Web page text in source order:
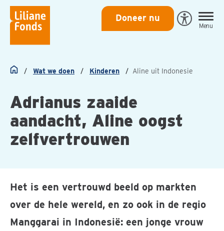
Liliane
Fonds
Doneer nu
Open
Menu
Home
Wat we doen Kinderen Aline uit Indonesie
Adrianus zaaide
aandacht, Aline oogst
zelfvertrouwen
Het is een vertrouwd beeld op markten
over de hele wereld, en zo ook in de regio
Manggarai in Indonesië: een jonge vrouw